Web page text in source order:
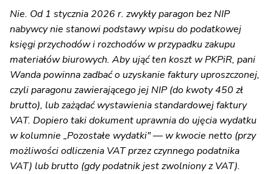
Nie. Od 1 stycznia 2026 r. zwykły paragon bez NIP
nabywcy nie stanowi podstawy wpisu do podatkowej
księgi przychodów i rozchodów w przypadku zakupu
materiałów biurowych. Aby ująć ten koszt w PKPiR, pani
Wanda powinna zadbać o uzyskanie faktury uproszczonej,
czyli paragonu zawierającego jej NIP (do kwoty 450 zł
brutto), lub zażądać wystawienia standardowej faktury
VAT. Dopiero taki dokument uprawnia do ujęcia wydatku
w kolumnie „Pozostałe wydatki" — w kwocie netto (przy
możliwości odliczenia VAT przez czynnego podatnika
VAT) lub brutto (gdy podatnik jest zwolniony z VAT).